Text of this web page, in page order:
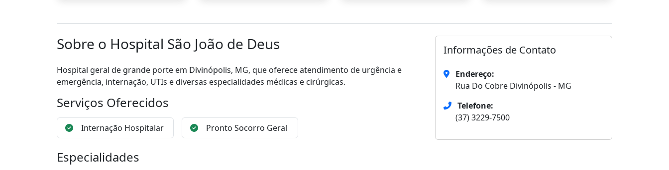
Sobre o Hospital São João de Deus
Hospital geral de grande porte em Divinópolis, MG, que oferece atendimento de urgência e
emergência, internação, UTIs e diversas especialidades médicas e cirúrgicas.
Serviços Oferecidos
Internação Hospitalar Pronto Socorro Geral
Especialidades
Informações de Contato
Endereço:
Rua Do Cobre Divinópolis - MG
Telefone:
(37) 3229-7500